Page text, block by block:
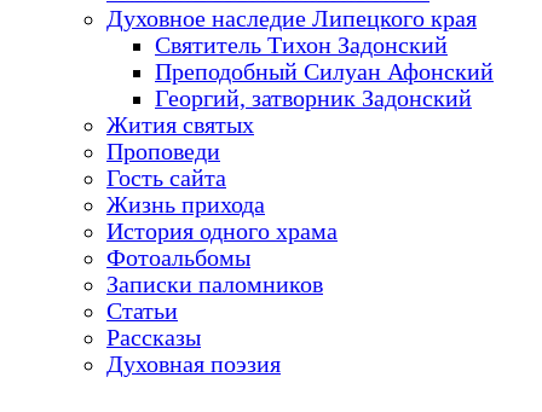
Духовное наследие Липецкого края
Святитель Тихон Задонский
Преподобный Силуан Афонский
Георгий, затворник Задонский
Жития святых
Проповеди
Гость сайта
Жизнь прихода
История одного храма
Фотоальбомы
Записки паломников
Статьи
Рассказы
Духовная поэзия